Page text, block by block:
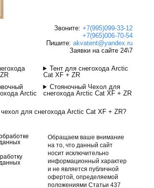
Звоните: +7(995)099-33-12
+7(965)006-70-54
Пишите: akvatent@yandex.ru
Заявки на сайте 24\7
Тент для снегохода Arctic
Cat XF + ZR
Arctic
Стояночный Чехол для
снегохода Arctic Cat XF + ZR
для снегохода Arctic Cat XF + ZR?
Обращаем ваше внимание
на то, что данный сайт
носит исключительно
информационный характер
и не является публичной
офертой, определяемой
положениями Статьи 437